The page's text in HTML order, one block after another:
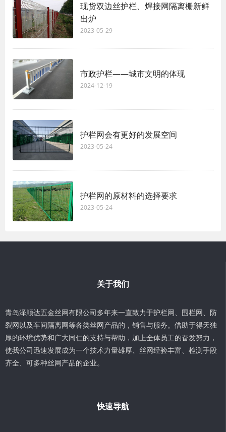
现货双边丝护栏、焊接网隔离栅新鲜
出炉
2023-05-29
市政护栏——城市文明的体现
2024-12-19
护栏网会有更好的发展空间
2023-05-24
护栏网的原材料的选择要求
2023-05-24
关于我们
青岛泽顺达五金丝网有限公司多年来一直致力于护栏网、围栏网、防
裂网以及车间隔离网等各类丝网产品的，销售与服务。借助于得天独
厚的环境优势和广大同仁的支持与帮助，加上全体员工的奋发努力，
使我公司迅速发展成为一个技术力量雄厚、丝网经验丰富、检测手段
齐全、可多种丝网产品的企业。
快速导航